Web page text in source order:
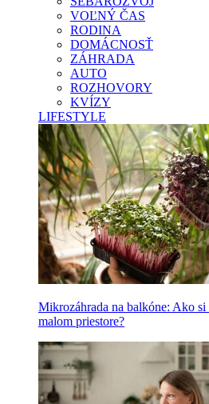
VOĽNÝ ČAS
RODINA
DOMÁCNOSŤ
ZÁHRADA
AUTO
ROZHOVORY
KVÍZY
LIFESTYLE
Mikrozáhrada na balkóne: Ako
malom priestore?